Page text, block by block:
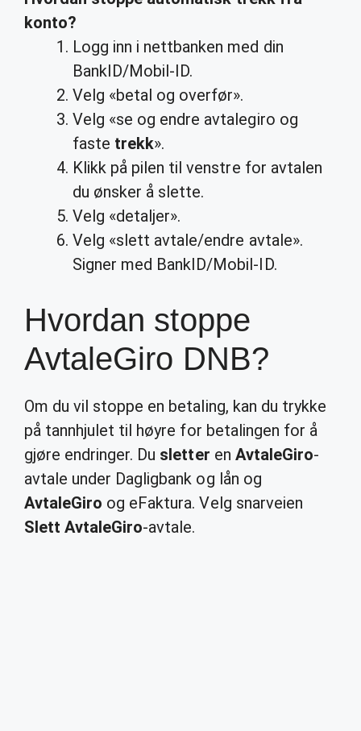
konto?
Logg inn i nettbanken med din
BankID/Mobil-ID.
Velg «betal og overfør».
Velg «se og endre avtalegiro og
faste trekk».
Klikk på pilen til venstre for avtalen
du ønsker å slette.
Velg «detaljer».
Velg «slett avtale/endre avtale».
Signer med BankID/Mobil-ID.
Hvordan stoppe
AvtaleGiro DNB?
Om du vil stoppe en betaling, kan du trykke
på tannhjulet til høyre for betalingen for å
gjøre endringer. Du sletter en AvtaleGiro-
avtale under Dagligbank og lån og
AvtaleGiro og eFaktura. Velg snarveien
Slett AvtaleGiro-avtale.